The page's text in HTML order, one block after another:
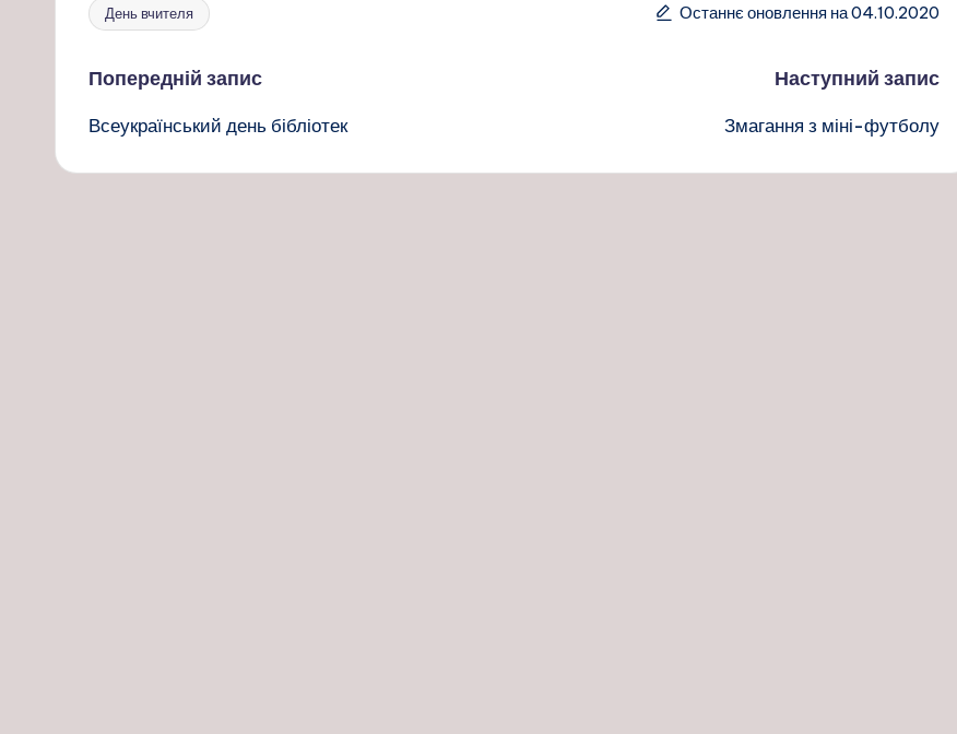
Позначки:
День вчителя Останнє оновлення на 04.10.2020
Навігація
по
Попередній запис
Всеукраїнський день бібліотек
Наступний запис
Змагання з міні-футболу